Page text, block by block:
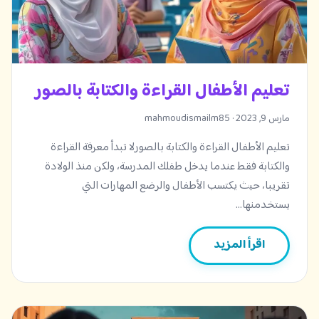
تعليم الأطفال القراءة والكتابة بالصور
مارس 9, 2023 · mahmoudismailm85
تعليم الأطفال القراءة والكتابة بالصورلا تبدأ معرفة القراءة
والكتابة فقط عندما يدخل طفلك المدرسة، ولكن منذ الولادة
تقريبا، حيث يكتسب الأطفال والرضع المهارات التي
يستخدمنها…
اقرأ المزيد